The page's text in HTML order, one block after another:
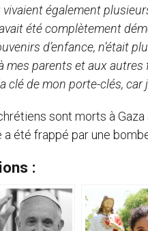
également
été complètement
d’enfance, n’était
mes parents et aux
clé de mon porte-clés,
sont morts à
été frappé par une
: